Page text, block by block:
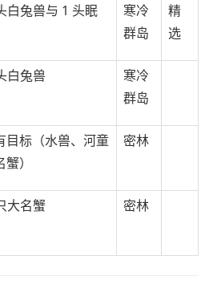
白兔兽与 1 头眠
寒冷
群岛
精
选
白兔兽
寒冷
群岛
目标（水兽、河童
）
密林
大名蟹 密林